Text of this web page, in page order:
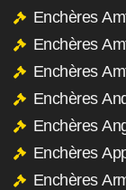
Enchères
Enchères
Enchères
Enchères
Enchères
Enchères
Enchères